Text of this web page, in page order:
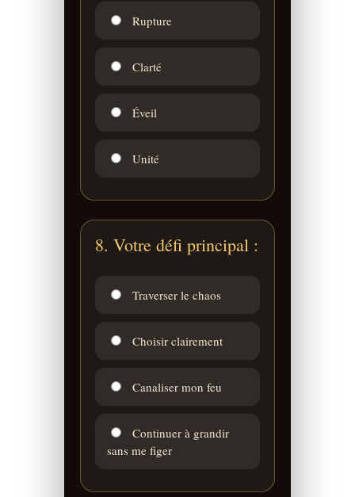
Rupture
Clarté
Éveil
Unité
8. Votre défi principal :
Traverser le chaos
Choisir clairement
Canaliser mon feu
Continuer à grandir
sans me figer